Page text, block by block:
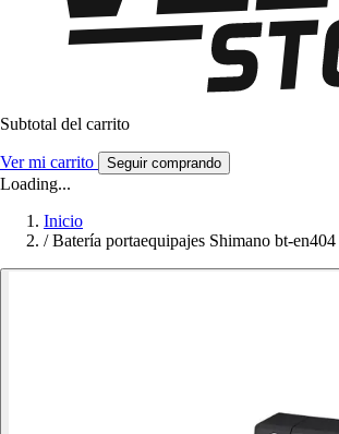
Subtotal del carrito
Ver mi carrito Seguir comprando
Loading...
Inicio
/ Batería portaequipajes Shimano bt-en404